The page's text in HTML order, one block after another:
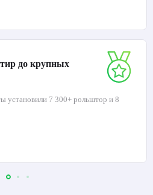
до крупных
установили 7 300+ рольштор и 8